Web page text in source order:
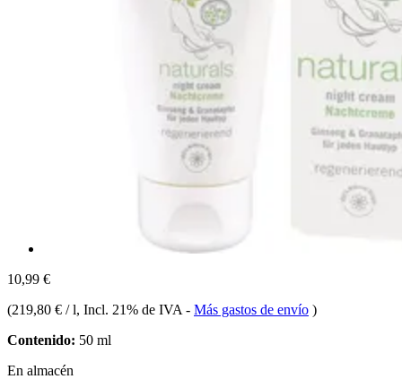
10,99 €
(219,80 € / l, Incl. 21% de IVA - Más gastos de envío )
Contenido: 50 ml
En almacén